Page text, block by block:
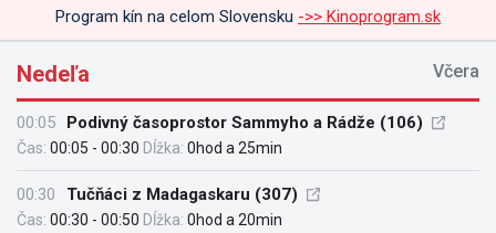
Program kín na celom Slovensku ->> Kinoprogram.sk
Nedeľa Včera
00:05 Podivný časoprostor Sammyho a Rádže (106)
Čas: 00:05 - 00:30 Dĺžka: 0hod a 25min
00:30 Tučňáci z Madagaskaru (307)
Čas: 00:30 - 00:50 Dĺžka: 0hod a 20min